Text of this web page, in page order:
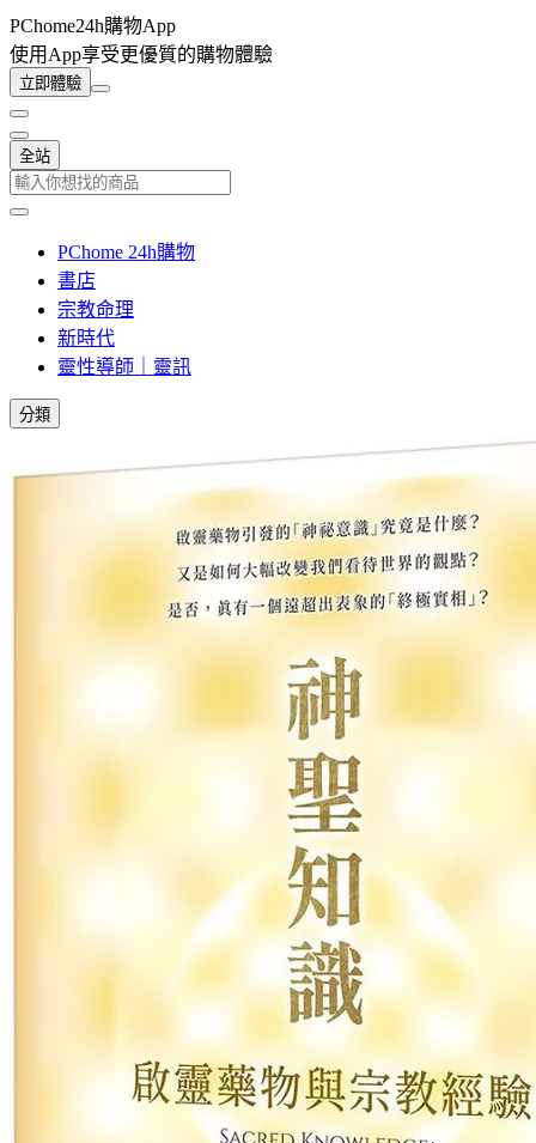
PChome24h購物App
使用App享受更優質的購物體驗
立即體驗
全站
PChome 24h購物
書店
宗教命理
新時代
靈性導師｜靈訊
分類